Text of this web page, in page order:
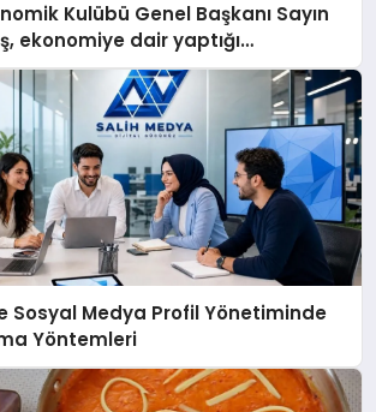
Kulübü Genel Başkanı Sayın
ekonomiye dair yaptığı
kaydetti:
Sosyal Medya Profil Yönetiminde
Yöntemleri